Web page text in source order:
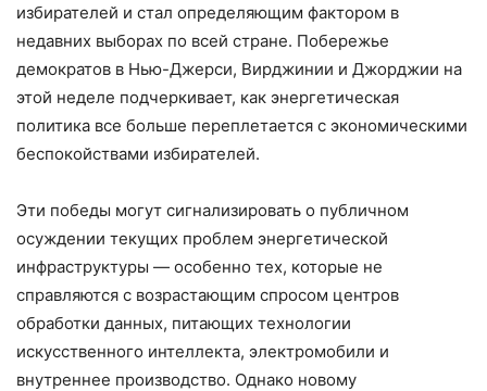
избирателей и стал определяющим фактором в
недавних выборах по всей стране. Побережье
демократов в Нью-Джерси, Вирджинии и Джорджии на
этой неделе подчеркивает, как энергетическая
политика все больше переплетается с экономическими
беспокойствами избирателей.
Эти победы могут сигнализировать о публичном
осуждении текущих проблем энергетической
инфраструктуры — особенно тех, которые не
справляются с возрастающим спросом центров
обработки данных, питающих технологии
искусственного интеллекта, электромобили и
внутреннее производство. Однако новому